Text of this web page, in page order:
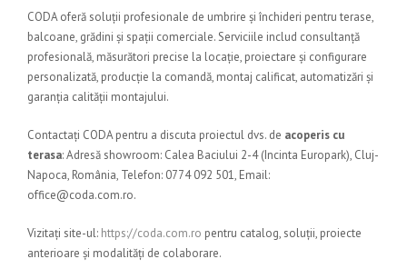
CODA oferă soluții profesionale de umbrire și închideri pentru terase,
balcoane, grădini și spații comerciale. Serviciile includ consultanță
profesională, măsurători precise la locație, proiectare și configurare
personalizată, producție la comandă, montaj calificat, automatizări și
garanția calității montajului.
Contactați CODA pentru a discuta proiectul dvs. de acoperis cu
terasa:Adresă showroom: Calea Baciului 2-4 (Incinta Europark), Cluj-
Napoca, România, Telefon: 0774 092 501, Email:
office@coda.com.ro.
Vizitați site-ul: https://coda.com.ro pentru catalog, soluții, proiecte
anterioare și modalități de colaborare.